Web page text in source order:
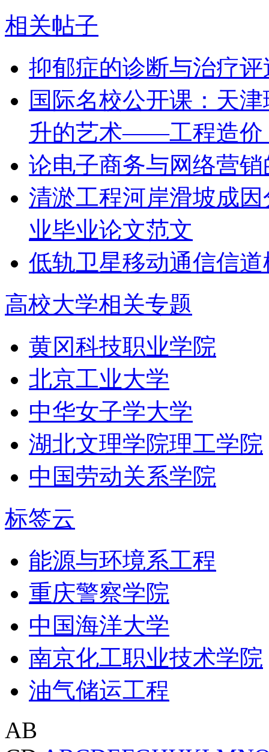
相关帖子
抑郁症的诊断与治疗
国际名校公开课：天
升的艺术——工程造价
论电子商务与网络营
清淤工程河岸滑坡成
业毕业论文范文
低轨卫星移动通信信
高校大学相关专题
黄冈科技职业学院
北京工业大学
中华女子学大学
湖北文理学院理工学院
中国劳动关系学院
标签云
能源与环境系工程
重庆警察学院
中国海洋大学
南京化工职业技术学院
油气储运工程
AB